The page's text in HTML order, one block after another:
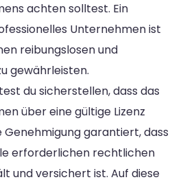
achten solltest. Ein
Unternehmen ist
reibungslosen und
gewährleisten.
du sicherstellen, dass das
über eine gültige Lizenz
Genehmigung garantiert, dass
erforderlichen rechtlichen
und versichert ist. Auf diese